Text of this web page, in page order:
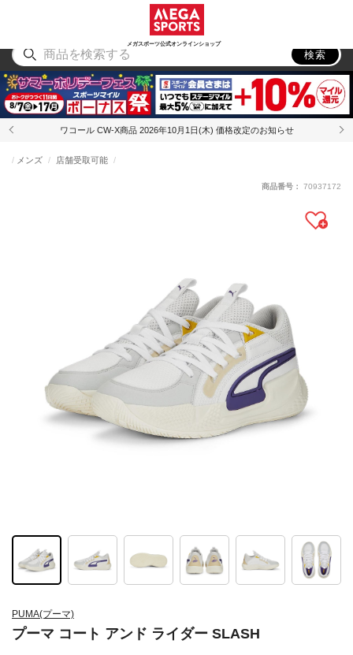
メガスポーツ公式オンラインショップ
アウトドア
検索
ワコール CW-X商品 2026年10月1日(木) 価格改定のお知らせ
PUMA(プーマ)
プーマ コート アンド ライダー SLASH
メンズ 店舗受取可能
商品番号： 70937172